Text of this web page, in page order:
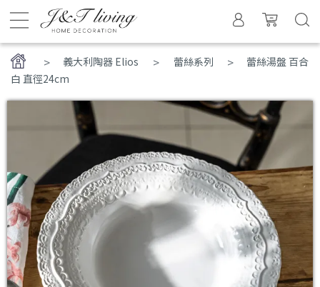
義大利陶器 Elios > 蕾絲系列
蕾絲湯盤 百合
白 直徑24cm